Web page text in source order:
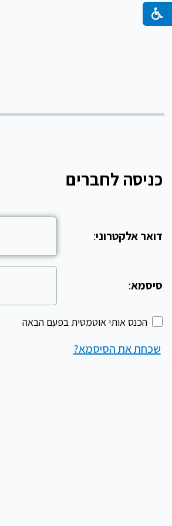
כניסה לחברים
דואר אלקטרוני:
סיסמא:
הכנס אותי אוטמטית בפעם הבאה
שכחת את הסיסמא?